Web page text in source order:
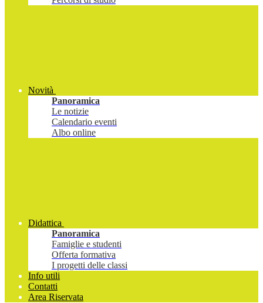
Novità
Panoramica
Le notizie
Calendario eventi
Albo online
Didattica
Panoramica
Famiglie e studenti
Offerta formativa
I progetti delle classi
Info utili
Contatti
Area Riservata